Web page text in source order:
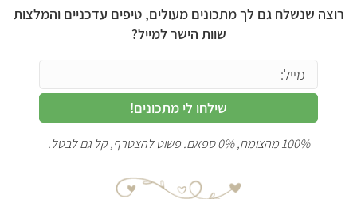
רוצה שנשלח גם לך מתכונים מעולים, טיפים עדכניים והמלצות
שוות הישר למייל?
שילחו לי מתכונים!
100% מהצומח, 0% ספאם. פשוט להצטרף, קל גם לבטל.